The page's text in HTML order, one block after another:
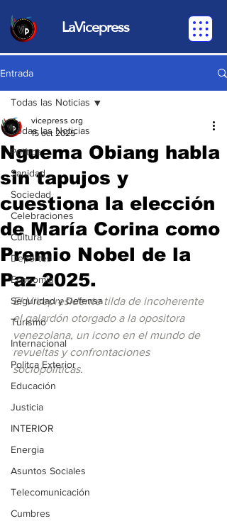
LaVicepress
Entrada
Todas las Noticias
Política
Sanidad
Sociedad
Celebraciones
Cultura
Deportes
Economia
Seguridad y Defensa
Turismo
Internacional
Politca Exterior
Educación
Justicia
INTERIOR
Energia
Asuntos Sociales
Telecomunicación
Cumbres
Todas las Noticias
Nguema Obiang habla
sin tapujos y
cuestiona la elección
de María Corina como
Premio Nobel de la
Paz 2025.
vicepress org
15 oct 2025
El Vicepresidente tilda de incoherente
el galardón otorgado a la opositora
venezolana, un icono en el mundo de
revueltas y confrontaciones
sociopolíticas.